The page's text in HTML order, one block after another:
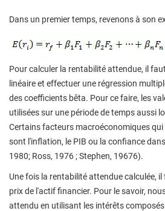
Dans un premier temps, revenons à son
Pour calculer la rentabilité attendue, il
linéaire et effectuer une régression
des coefficients bêta. Pour ce faire, les
utilisées sur une période de temps aussi
Certains facteurs macroéconomiques
sont l'inflation, le PIB ou la confiance
1980; Ross, 1976 ; Stephen, 19676).
Une fois la rentabilité attendue calculée,
prix de l'actif financier. Pour le savoir,
attendu en utilisant les intérêts